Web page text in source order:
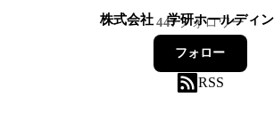
株式会社 学研ホールディ
447フォロワー
フォロー
RSS